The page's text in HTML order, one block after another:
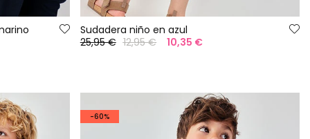
Sudadera niño en azul
25,95 € 12,95 € 10,35 €
-60%